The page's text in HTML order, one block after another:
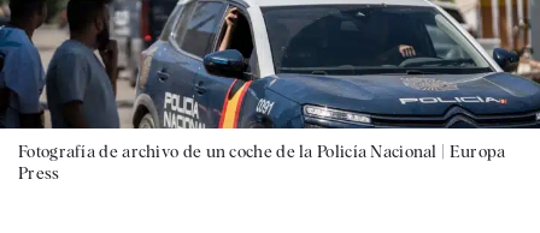
Fotografía de archivo de un coche de la Policía Nacional | Europa
Press